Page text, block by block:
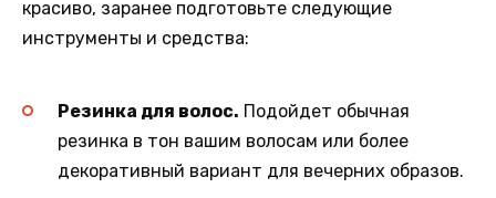
красиво, заранее подготовьте следующие
инструменты и средства:
Резинка для волос. Подойдет обычная
резинка в тон вашим волосам или более
декоративный вариант для вечерних образов.